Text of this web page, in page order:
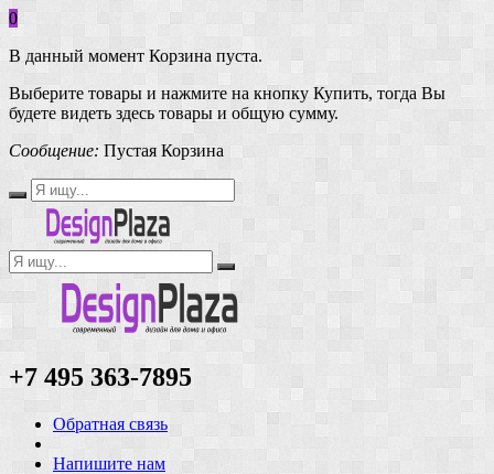
0
В данный момент Корзина пуста.
Выберите товары и нажмите на кнопку Купить, тогда Вы
будете видеть здесь товары и общую сумму.
Сообщение: Пустая Корзина
+7 495 363-7895
Обратная связь
Напишите нам